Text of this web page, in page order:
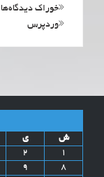
خوراک دیدگاه‌ها
وردپرس
ش
ی
1
2
8
9